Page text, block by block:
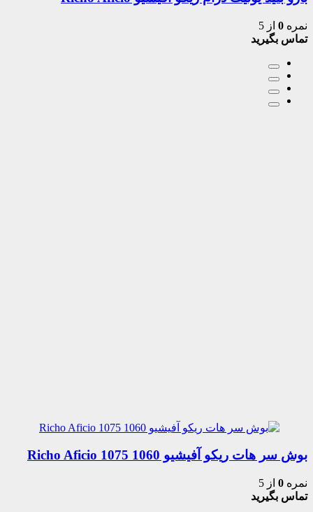
نمره 0 از 5
تماس بگیرید
بوش سر هات ریکو آفیشیو 1060 1075 Richo Aficio
نمره 0 از 5
تماس بگیرید